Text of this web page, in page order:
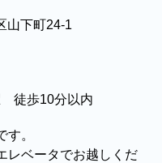
山下町24-1
徒歩10分以内
。
レベータでお越しくだ